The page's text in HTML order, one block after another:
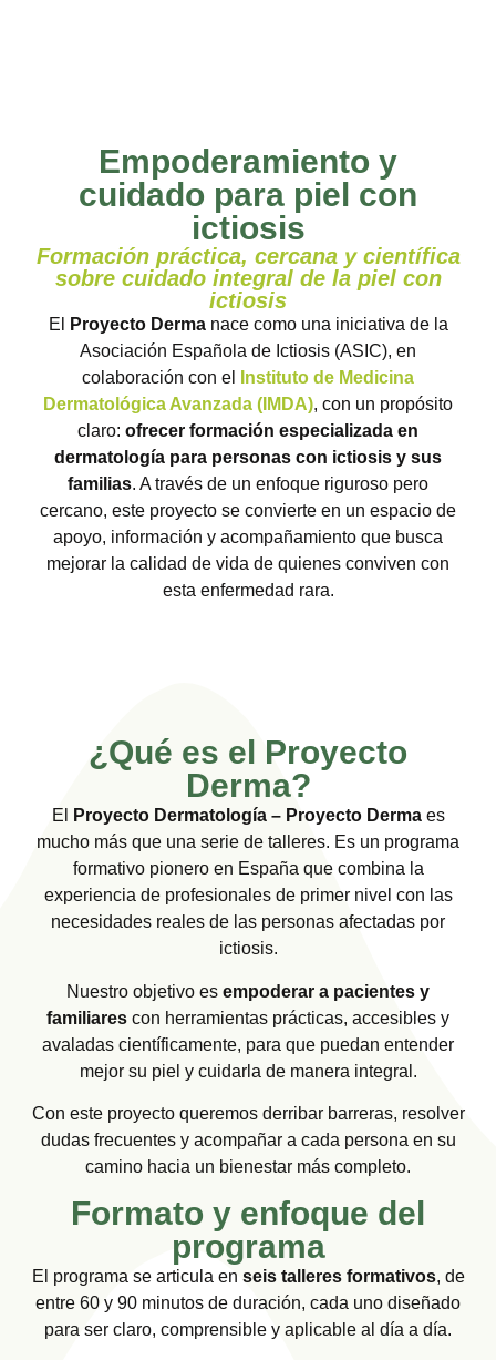
Empoderamiento y
cuidado para piel con
ictiosis
Formación práctica, cercana y científica
sobre cuidado integral de la piel con
ictiosis
El Proyecto Dermanace como una iniciativa de la
Asociación Española de Ictiosis (ASIC), en
colaboración con el
Instituto de Medicina
Dermatológica Avanzada (IMDA), con un propósito
claro: ofrecer formación especializada en
dermatología para personas con ictiosis y sus
familias. A través de un enfoque riguroso pero
cercano, este proyecto se convierte en un espacio de
apoyo, información y acompañamiento que busca
mejorar la calidad de vida de quienes conviven con
esta enfermedad rara.
¿Qué es el Proyecto
Derma?
El Proyecto Dermatología – Proyecto Dermaes
mucho más que una serie de talleres. Es un programa
formativo pionero en España que combina la
experiencia de profesionales de primer nivel con las
necesidades reales de las personas afectadas por
ictiosis.
Nuestro objetivo es empoderar a pacientes y
familiares con herramientas prácticas, accesibles y
avaladas científicamente, para que puedan entender
mejor su piel y cuidarla de manera integral.
Con este proyecto queremos derribar barreras, resolver
dudas frecuentes y acompañar a cada persona en su
camino hacia un bienestar más completo.
Formato y enfoque del
programa
El programa se articula en seis talleres formativos, de
entre 60 y 90 minutos de duración, cada uno diseñado
para ser claro, comprensible y aplicable al día a día.